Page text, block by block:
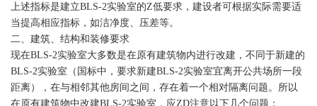
上述指标是建立BLS-2实验室的Z低要求，建设者可根据实际需要适
当提高相应指标，如洁净度、压差等。
二、建筑、结构和装修要求
现在BLS-2实验室大多数是在原有建筑物内进行改建，不同于新建的
BLS-2实验室（国标中，要求新建BLS-2实验室宜离开公共场所一段
距离），在与相邻其他房间之间，存在着一个相对隔离问题。所以
在原有建筑物中改建BLS-2实验室，应ZD注意以下几个问题：